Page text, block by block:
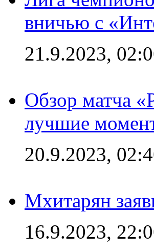
вничью с
21.9.2023,
Обзор матча
лучшие
20.9.2023,
Мхитарян
16.9.2023,